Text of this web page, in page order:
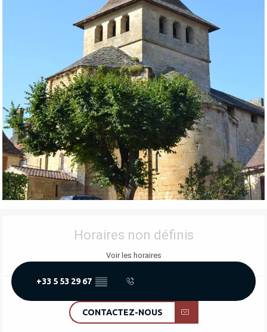
OUVERTURE ET COORDONNÉES
Horaires non définis
Voir les horaires
+33 5 53 29 67 ▒▒
CONTACTEZ-NOUS